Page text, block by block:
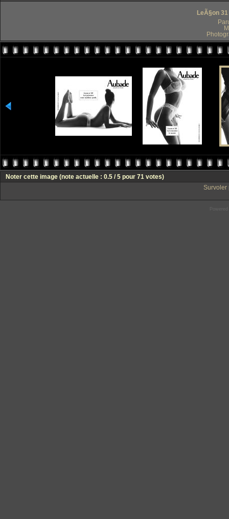
LeÃ§on
Noter cette image (note actuelle : 0.5 / 5 pour 71 votes)
Survoler